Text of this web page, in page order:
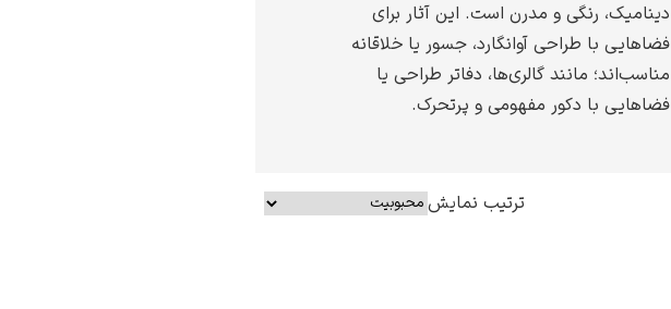
دینامیک، رنگی و مدرن است. این آثار برای
فضاهایی با طراحی آوانگارد، جسور یا خلاقانه
مناسب‌اند؛ مانند گالری‌ها، دفاتر طراحی یا
فضاهایی با دکور مفهومی و پرتحرک.
ترتیب نمایش